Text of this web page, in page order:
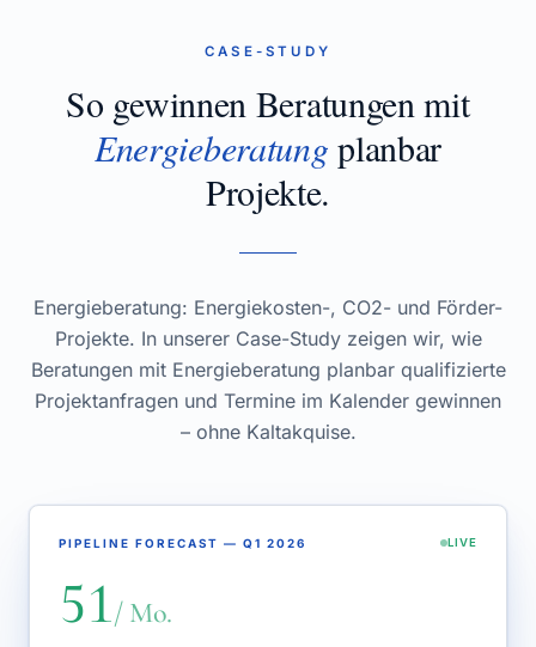
CASE-STUDY
So gewinnen Beratungen mit
Energieberatung planbar
Projekte.
Energieberatung: Energiekosten-, CO2- und Förder-
Projekte. In unserer Case-Study zeigen wir, wie
Beratungen mit Energieberatung planbar qualifizierte
Projektanfragen und Termine im Kalender gewinnen
– ohne Kaltakquise.
PIPELINE FORECAST — Q1 2026 LIVE
51/ Mo.